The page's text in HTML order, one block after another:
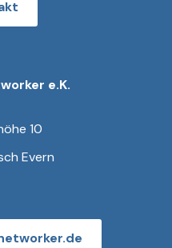
e.K.
10
Evern